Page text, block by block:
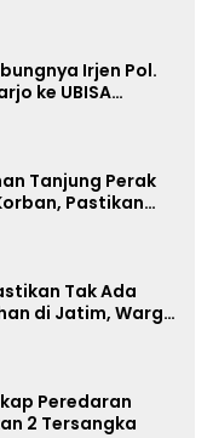
Irjen Pol.
ke UBISA
Tanjung Perak
Pastikan
Tak Ada
di Jatim, Warga
Peredaran
2 Tersangka